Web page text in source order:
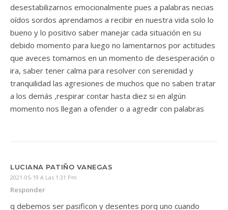
desestabilizarnos emocionalmente pues a palabras necias
oídos sordos aprendamos a recibir en nuestra vida solo lo
bueno y lo positivo saber manejar cada situación en su
debido momento para luego no lamentarnos por actitudes
que aveces tomamos en un momento de desesperación o
ira, saber tener calma para resolver con serenidad y
tranquilidad las agresiones de muchos que no saben tratar
a los demás ,respirar contar hasta diez si en algún
momento nos llegan a ofender o a agredir con palabras
LUCIANA PATIÑO VANEGAS
2021-05-19 A Las 1:31 Pm
Responder
q debemos ser pasificon y desentes porq uno cuando